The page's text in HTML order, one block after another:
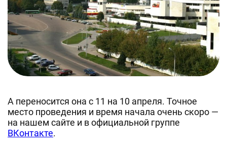
А переносится она с 11 на 10 апреля. Точное
место проведения и время начала очень скоро —
на нашем сайте и в официальной группе
ВКонтакте.